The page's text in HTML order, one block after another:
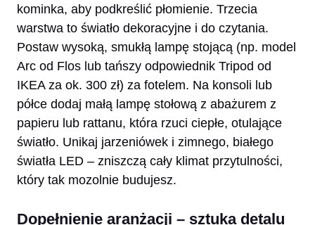
kominka, aby podkreślić płomienie. Trzecia
warstwa to światło dekoracyjne i do czytania.
Postaw wysoką, smukłą lampę stojącą (np. model
Arc od Flos lub tańszy odpowiednik Tripod od
IKEA za ok. 300 zł) za fotelem. Na konsoli lub
półce dodaj małą lampę stołową z abażurem z
papieru lub rattanu, która rzuci ciepłe, otulające
światło. Unikaj jarzeniówek i zimnego, białego
światła LED – zniszczą cały klimat przytulności,
który tak mozolnie budujesz.
Dopełnienie aranżacji – sztuka detalu